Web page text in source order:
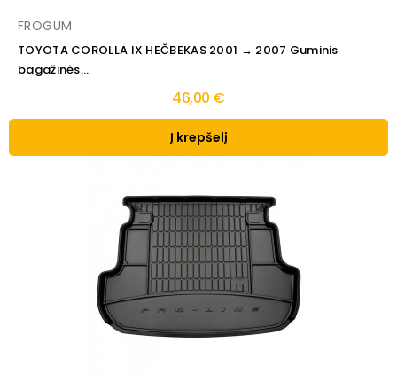
FROGUM
TOYOTA COROLLA IX HEČBEKAS 2001 → 2007 Guminis
bagažinės...
46,00 €
Į krepšelį